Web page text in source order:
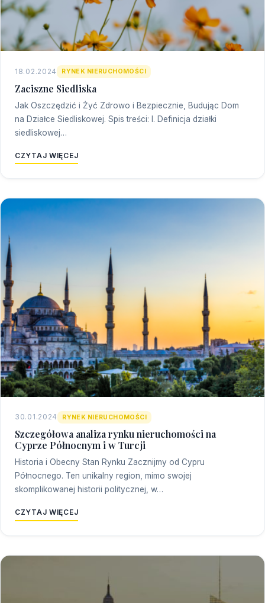
18.02.2024 RYNEK NIERUCHOMOŚCI
Zaciszne Siedliska
Jak Oszczędzić i Żyć Zdrowo i Bezpiecznie, Budując Dom
na Działce Siedliskowej. Spis treści: I. Definicja działki
siedliskowej…
CZYTAJ WIĘCEJ
30.01.2024 RYNEK NIERUCHOMOŚCI
Szczegółowa analiza rynku nieruchomości na
Cyprze Północnym i w Turcji
Historia i Obecny Stan Rynku Zacznijmy od Cypru
Północnego. Ten unikalny region, mimo swojej
skomplikowanej historii politycznej, w…
CZYTAJ WIĘCEJ